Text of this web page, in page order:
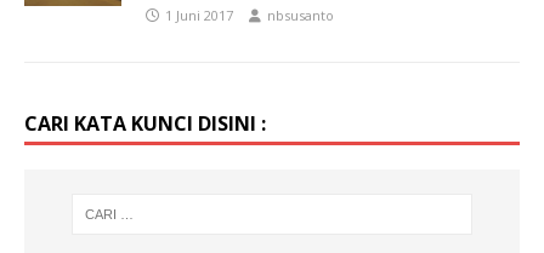
1 Juni 2017 nbsusanto
CARI KATA KUNCI DISINI :